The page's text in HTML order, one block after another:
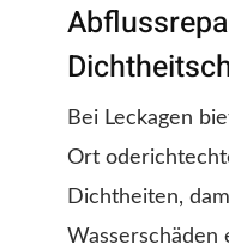
Bei Leckagen
Ort
Dichtheiten,
Wasserschäden